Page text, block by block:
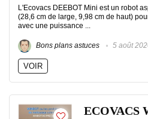
L'Ecovacs DEEBOT Mini est un robot
(28,6 cm de large, 9,98 cm de haut)
avec une puissance ...
Bons plans astuces 5 août
VOIR
ECOVACS